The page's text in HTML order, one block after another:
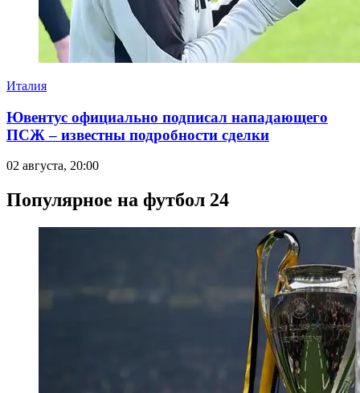
Италия
Ювентус официально подписал нападающего
ПСЖ – известны подробности сделки
02 августа, 20:00
Популярное на футбол 24